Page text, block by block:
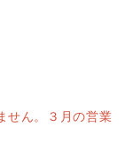
せん。３月の営業